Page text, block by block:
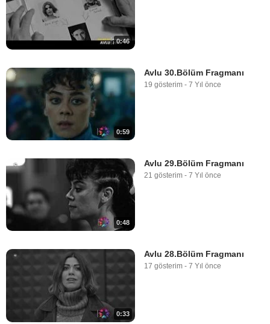
0:46
0:59
Avlu 30.Bölüm Fragmanı
19 gösterim - 7 Yıl önce
0:48
Avlu 29.Bölüm Fragmanı
21 gösterim - 7 Yıl önce
0:33
Avlu 28.Bölüm Fragmanı
17 gösterim - 7 Yıl önce